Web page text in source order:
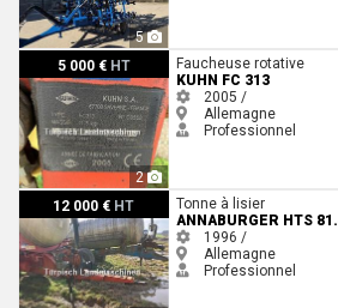
5
5 000 € HT
2
Kuhn FC 313
Faucheuse rotative
KUHN FC 313
2005 /
Allemagne
Professionnel
12 000 € HT
Annaburger HTS 81.45
Tonne à lisier
ANNABURGER HTS
1996 /
Allemagne
Professionnel